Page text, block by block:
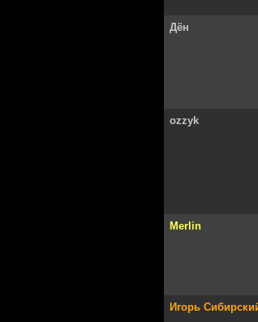
Дён
ozzyk
Merlin
Игорь